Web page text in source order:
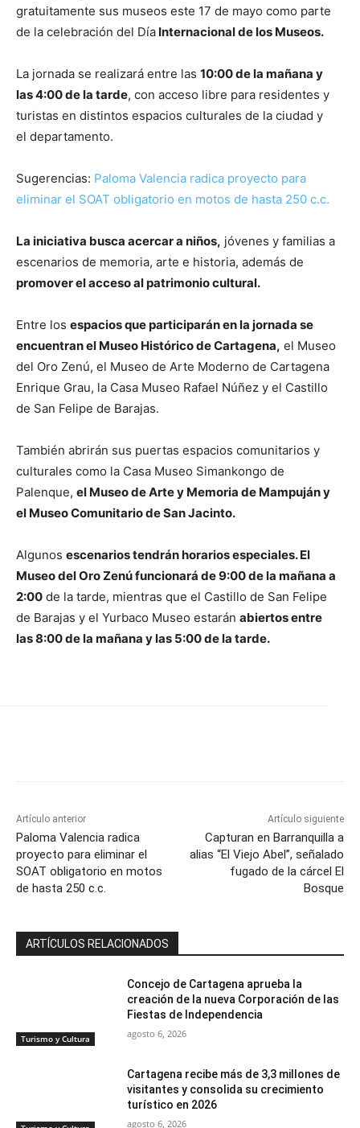
gratuitamente sus museos este 17 de mayo como parte
de la celebración del Día Internacional de los Museos.
La jornada se realizará entre las 10:00 de la mañana y
las 4:00 de la tarde, con acceso libre para residentes y
turistas en distintos espacios culturales de la ciudad y
el departamento.
Sugerencias: Paloma Valencia radica proyecto para
eliminar el SOAT obligatorio en motos de hasta 250 c.c.
La iniciativa busca acercar a niños, jóvenes y familias a
escenarios de memoria, arte e historia, además de
promover el acceso al patrimonio cultural.
Entre los espacios que participarán en la jornada se
encuentran el Museo Histórico de Cartagena, el Museo
del Oro Zenú, el Museo de Arte Moderno de Cartagena
Enrique Grau, la Casa Museo Rafael Núñez y el Castillo
de San Felipe de Barajas.
También abrirán sus puertas espacios comunitarios y
culturales como la Casa Museo Simankongo de
Palenque, el Museo de Arte y Memoria de Mampuján y
el Museo Comunitario de San Jacinto.
Algunos escenarios tendrán horarios especiales. El
Museo del Oro Zenú funcionará de 9:00 de la mañana a
2:00 de la tarde, mientras que el Castillo de San Felipe
de Barajas y el Yurbaco Museo estarán abiertos entre
las 8:00 de la mañana y las 5:00 de la tarde.
Artículo anterior
Paloma Valencia radica
proyecto para eliminar el
SOAT obligatorio en motos
de hasta 250 c.c.
Artículo siguiente
Capturan en Barranquilla a
alias “El Viejo Abel”, señalado
fugado de la cárcel El
Bosque
ARTÍCULOS RELACIONADOS
Turismo y Cultura
Concejo de Cartagena aprueba la
creación de la nueva Corporación de las
Fiestas de Independencia
agosto 6, 2026
Cartagena recibe más de 3,3 millones de
visitantes y consolida su crecimiento
turístico en 2026
agosto 6, 2026